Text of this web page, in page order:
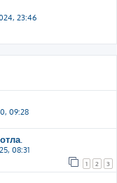
23:46
09:28
08:31
1 2 3